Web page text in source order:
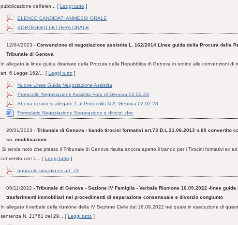
pubblicazione dell'elen... [ Leggi tutto ]
ELENCO CANDIDATI AMMESSI ORALE
SORTEGGIO LETTERA ORALE
12/04/2023 - Convenzione di negoziazione assistita L. 162/2014 Linee guida della Procura della
Tribunale di Genova
In allegato le linee guida diramate dalla Procura della Repubblica di Genova in ordine alle convenzioni di
art. 6 Legge 162/... [ Leggi tutto ]
Nuove Linee Guida Negoziazione Assistita
Protocollo Negoziazione Assistita Foro di Genova 02.02.23
Sheda di sintesi allegato 1 al Protocollo N.A. Genova 02.02.23
Formulario Negoziazione Separazione e divorzi .doc
20/01/2023 - Tribunale di Genova - bando tirocini formativi art.73 D.L.21.06.2013 n.69 convertito
ss. modificazioni
Si rende noto che presso il Tribunale di Genova risulta ancora aperto il bando per i Tirocini formativi ex
convertito con L... [ Leggi tutto ]
opuscolo tirocinio ex art. 73
08/11/2022 - Tribunale di Genova - Sezione IV Famiglia - Verbale Riunione 16.09.2022 -linee guida
trasferimenti immobiliari nei procedimenti di separazione consensuale e divorzio congiunto
In allegato il verbale della riunione della IV Sezione Civile del 16.09.2022 nel quale in esecuzione di
sentenza N. 21761 del 29... [ Leggi tutto ]